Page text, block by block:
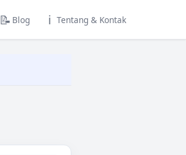
📝 Blog ℹ️ Tentang & Kontak